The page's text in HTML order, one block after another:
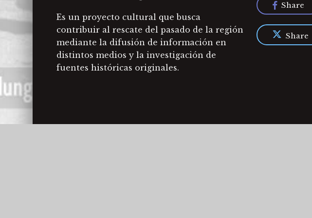
Es un proyecto cultural que busca
contribuir al rescate del pasado de la región
mediante la difusión de información en
distintos medios y la investigación de
fuentes históricas originales.
Share
Share